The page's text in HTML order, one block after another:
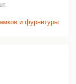
и фурнитуры